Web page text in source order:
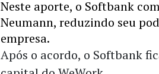
Neste aporte, o Softbank
Neumann, reduzindo seu
empresa.
Após o acordo, o Softbank